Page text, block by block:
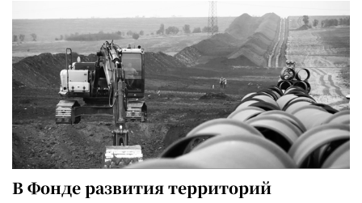
В Фонде развития территорий